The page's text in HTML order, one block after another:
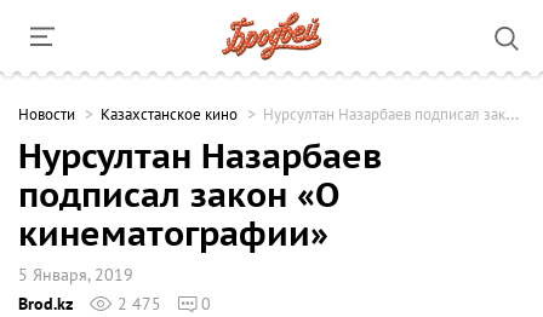
Новости Казахстанское кино Нурсултан Назарбаев подписал закон «О кинематографии»
Нурсултан Назарбаев
подписал закон «О
кинематографии»
5 Января, 2019
Brod.kz
2 475 0